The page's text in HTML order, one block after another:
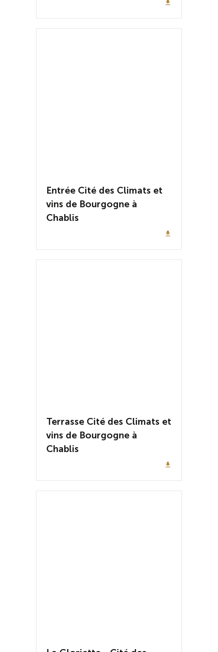
file_download
Entrée Cité des Climats et
vins de Bourgogne à
Chablis
file_download
Terrasse Cité des Climats et
vins de Bourgogne à
Chablis
file_download